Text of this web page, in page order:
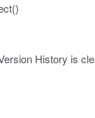
History is